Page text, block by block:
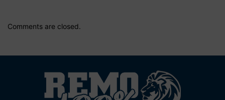
Comments are closed.